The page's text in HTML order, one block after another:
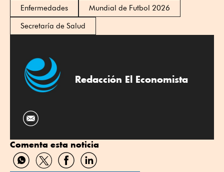
Enfermedades
Mundial de Futbol 2026
Secretaría de Salud
Redacción El Economista
Comenta esta noticia
CompartirCompartirCompartirCompartir